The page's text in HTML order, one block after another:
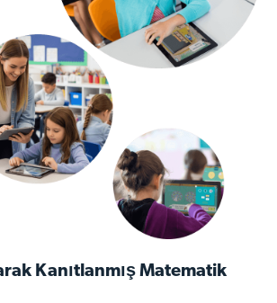
Kanıtlanmış Matematik